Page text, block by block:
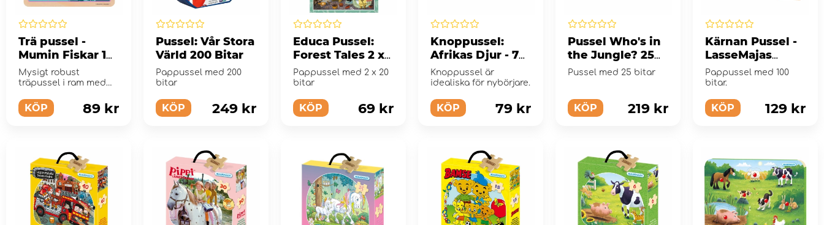
Trä pussel -
Mumin Fiskar 16
Bitar
Mysigt robust
träpussel i ram med
Muminfiske.
KÖP 89 kr
Pussel: Vår Stora
Värld 200 Bitar
Pappussel med 200
bitar
KÖP 249 kr
Educa Pussel:
Forest Tales 2 x
20 Bitar
Pappussel med 2 x 20
bitar
KÖP 69 kr
Knoppussel:
Afrikas Djur - 7
Bitar
Knoppussel är
idealiska för nybörjare.
KÖP 79 kr
Pussel Who's in
the Jungle? 25
Bitar
Pussel med 25 bitar
KÖP 219 kr
Kärnan Pussel -
LasseMajas
Detektivbyrå 100
Bitar
Pappussel med 100
bitar.
KÖP 129 kr